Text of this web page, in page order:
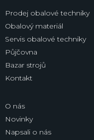
Prodej obalové techniky
Obalový materiál
Servis obalové techniky
Půjčovna
Bazar strojů
Kontakt
O nás
Novinky
Napsali o nás